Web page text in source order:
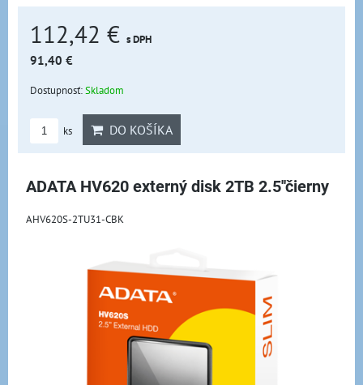
112,42 € s DPH
91,40 €
Dostupnosť:Skladom
ks DO KOŠÍKA
ADATA HV620 externý disk 2TB 2.5''čierny
AHV620S-2TU31-CBK